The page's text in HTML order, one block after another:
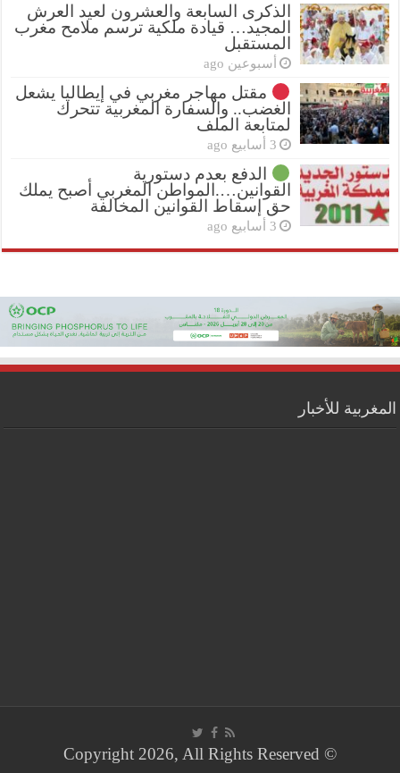
الذكرى السابعة والعشرون لعيد العرش
المجيد… قيادة ملكية ترسم ملامح مغرب
المستقبل
أسبوعين ago
مقتل مهاجر مغربي في إيطاليا يشعل
الغضب.. والسفارة المغربية تتحرك
لمتابعة الملف
3 أسابيع ago
الدفع بعدم دستورية
القوانين….المواطن المغربي أصبح يملك
حق إسقاط القوانين المخالفة
3 أسابيع ago
المغربية للأخبار
© Copyright 2026, All Rights Reserved